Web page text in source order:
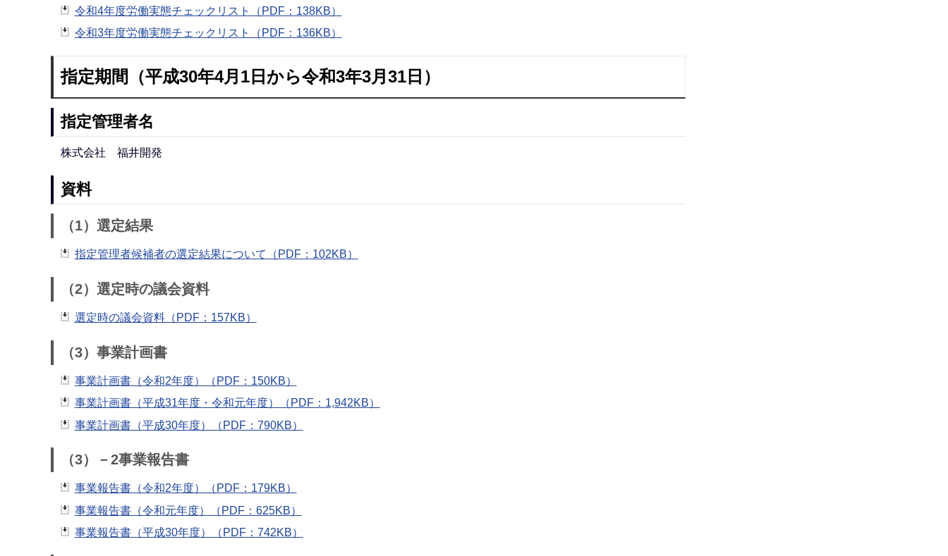
令和4年度労働実態チェックリスト（PDF：138KB）
令和3年度労働実態チェックリスト（PDF：136KB）
指定期間（平成30年4月1日から令和3年3月31日）
指定管理者名
株式会社 福井開発
資料
（1）選定結果
指定管理者候補者の選定結果について（PDF：102KB）
（2）選定時の議会資料
選定時の議会資料（PDF：157KB）
（3）事業計画書
事業計画書（令和2年度）（PDF：150KB）
事業計画書（平成31年度・令和元年度）（PDF：1,942KB）
事業計画書（平成30年度）（PDF：790KB）
（3）－2事業報告書
事業報告書（令和2年度）（PDF：179KB）
事業報告書（令和元年度）（PDF：625KB）
事業報告書（平成30年度）（PDF：742KB）